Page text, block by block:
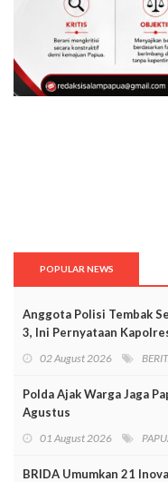
POPULAR NEWS
Anggota Polisi Tembak
3, Ini Pernyataan
02 August 2026
Polda Ajak Warga Jaga
Agustus
01 August 2026
BRIDA Umumkan 21